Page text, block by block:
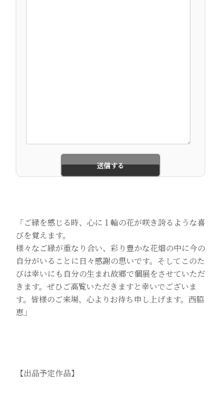
「ご縁を感じる時、心に 1 輪の花が咲き誇るような喜
びを覚えます。
様々なご縁が重なり合い、彩り豊かな花畑の中に今の
自分がいることに日々感謝の思いです。そしてこのた
びは幸いにも自分の生まれ故郷で個展をさせていただ
きます。ぜひご高覧いただきますと幸いでございま
す。皆様のご来場、心よりお待ち申し上げます。西脇
恵」
【出品予定作品】